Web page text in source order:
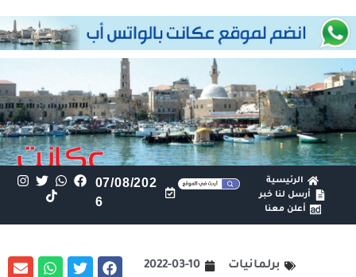
الرئيسية
أرسل لنا خبر
أعلن معنا
07/08/202
6
برلمانيات
2022-03-10